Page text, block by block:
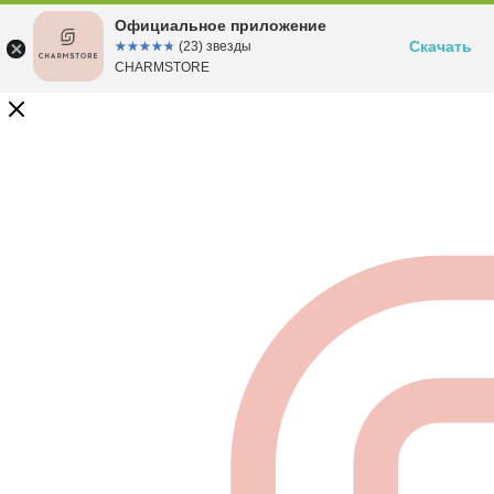
Официальное приложение
☆☆☆☆☆
★★★★★ (23) звезды
CHARMSTORE
Скачать